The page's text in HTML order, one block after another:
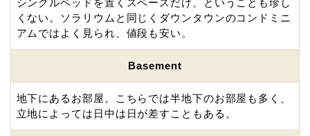
シングルベッドを置くスペースだけ、ということも珍し
くない。ソラリウムと同じくダウンタウンのコンドミニ
アムではよく見られ、値段も安い。
Basement
地下にあるお部屋。こちらでは半地下のお部屋も多く、
立地によっては日中は日が差すこともある。